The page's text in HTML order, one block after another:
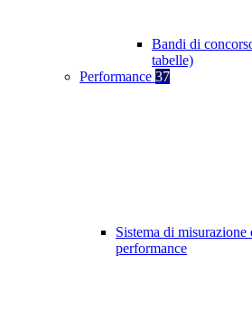
Bandi di
tabelle)
Performance 37
Sistema di misurazione
performance